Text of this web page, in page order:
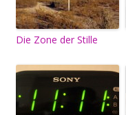
Die Zone der Stille